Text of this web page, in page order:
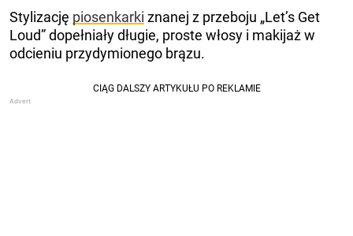
Stylizację piosenkarki znanej z przeboju „Let’s Get
Loud” dopełniały długie, proste włosy i makijaż w
odcieniu przydymionego brązu.